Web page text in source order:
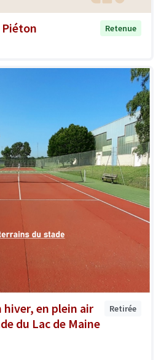
Piéton
Retenue
en plein air
du Lac de Maine
Retirée